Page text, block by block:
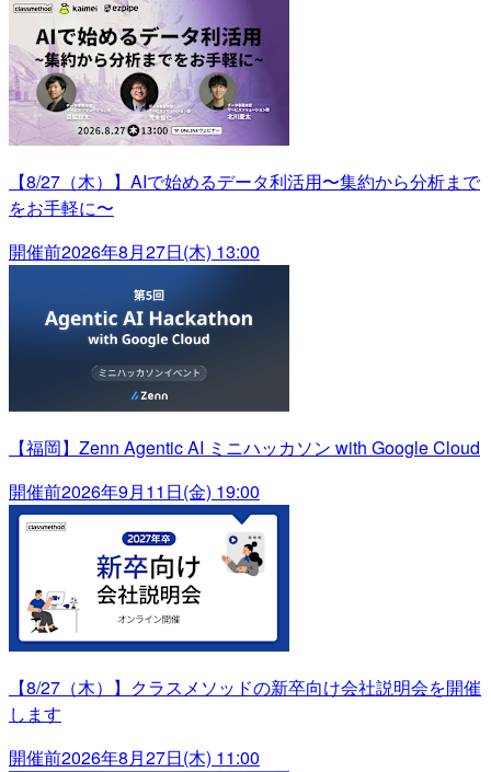
【8/27（木）】AIで始めるデータ利活用〜集約から分析まで
をお手軽に〜
開催前2026年8月27日(木) 13:00
【福岡】Zenn Agentic AI ミニハッカソン with Google Cloud
開催前2026年9月11日(金) 19:00
【8/27（木）】クラスメソッドの新卒向け会社説明会を開催
します
開催前2026年8月27日(木) 11:00